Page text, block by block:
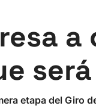
etapa del Giro